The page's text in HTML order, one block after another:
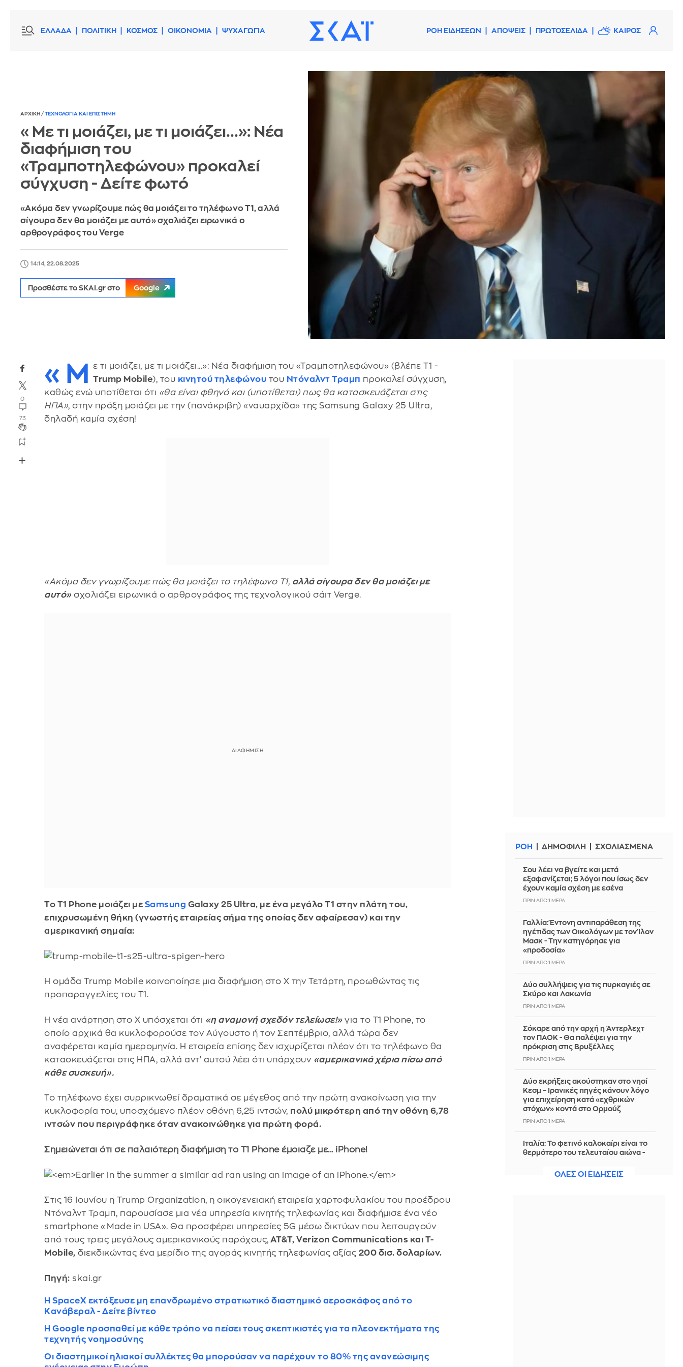
ΕΛΛΑΔΑ ΠΟΛΙΤΙΚΗ ΚΟΣΜΟΣ ΟΙΚΟΝΟΜΙΑ ΨΥΧΑΓΩΓΙΑ ΡΟΗ ΕΙΔΗΣΕΩΝ ΑΠΟΨΕΙΣ ΠΡΩΤΟΣΕΛΙΔΑ ΚΑΙΡΟΣ
ΑΡΧΙΚΗ / ΤΕΧΝΟΛΟΓΙΑ ΚΑΙ ΕΠΙΣΤΗΜΗ
«Με τι μοιάζει, με τι μοιάζει...»: Νέα
διαφήμιση του
«Τραμποτηλεφώνου» προκαλεί
σύγχυση - Δείτε φωτό
«Ακόμα δεν γνωρίζουμε πώς θα μοιάζει το τηλέφωνο T1, αλλά
σίγουρα δεν θα μοιάζει με αυτό» σχολιάζει ειρωνικά ο
αρθρογράφος του Verge
14:14, 22.08.2025
Προσθέστε το SKAI.gr στο Google
0
73
«Μ
ε τι μοιάζει, με τι μοιάζει...»: Νέα διαφήμιση του «Τραμποτηλεφώνου» (βλέπε T1 -
Trump Mobile), του κινητού τηλεφώνου του Ντόναλντ Τραμπ προκαλεί σύγχυση,
καθώς ενώ υποτίθεται ότι «θα είναι φθηνό και (υποτίθεται) πως θα κατασκευάζεται στις
ΗΠΑ», στην πράξη μοιάζει με την (πανάκριβη) «ναυαρχίδα» της Samsung Galaxy 25 Ultra,
δηλαδή καμία σχέση!
«Ακόμα δεν γνωρίζουμε πώς θα μοιάζει το τηλέφωνο T1, αλλά σίγουρα δεν θα μοιάζει με
αυτό» σχολιάζει ειρωνικά ο αρθρογράφος της τεχνολογικού σάιτ Verge.
Το T1 Phone μοιάζει με Samsung Galaxy 25 Ultra, με ένα μεγάλο Τ1 στην πλάτη του,
επιχρυσωμένη θήκη (γνωστής εταιρείας σήμα της οποίας δεν αφαίρεσαν) και την
αμερικανική σημαία:
Η ομάδα Trump Mobile κοινοποίησε μια διαφήμιση στο X την Τετάρτη, προωθώντας τις
προπαραγγελίες του T1.
Η νέα ανάρτηση στο X υπόσχεται ότι «η αναμονή σχεδόν τελείωσε!» για το T1 Phone, το
οποίο αρχικά θα κυκλοφορούσε τον Αύγουστο ή τον Σεπτέμβριο, αλλά τώρα δεν
αναφέρεται καμία ημερομηνία. Η εταιρεία επίσης δεν ισχυρίζεται πλέον ότι το τηλέφωνο θα
κατασκευάζεται στις ΗΠΑ, αλλά αντ' αυτού λέει ότι υπάρχουν «αμερικανικά χέρια πίσω από
κάθε συσκευή».
Το τηλέφωνο έχει συρρικνωθεί δραματικά σε μέγεθος από την πρώτη ανακοίνωση για την
κυκλοφορία του, υποσχόμενο πλέον οθόνη 6,25 ιντσών, πολύ μικρότερη από την οθόνη 6,78
ιντσών που περιγράφηκε όταν ανακοινώθηκε για πρώτη φορά.
Σημειώνεται ότι σε παλαιότερη διαφήμιση το T1 Phone έμοιαζε με... iPhone!
Στις 16 Ιουνίου η Trump Organization, η οικογενειακή εταιρεία χαρτοφυλακίου του προέδρου
Ντόναλντ Τραμπ, παρουσίασε μια νέα υπηρεσία κινητής τηλεφωνίας και διαφήμισε ένα νέο
smartphone «Made in USA». Θα προσφέρει υπηρεσίες 5G μέσω δικτύων που λειτουργούν
από τους τρεις μεγάλους αμερικανικούς παρόχους, AT&T, Verizon Communications και T-
Mobile, διεκδικώντας ένα μερίδιο της αγοράς κινητής τηλεφωνίας αξίας 200 δισ. δολαρίων.
Πηγή: skai.gr
Η SpaceX εκτόξευσε μη επανδρωμένο στρατιωτικό διαστημικό αεροσκάφος από το
Κανάβεραλ - Δείτε βίντεο
Η Google προσπαθεί με κάθε τρόπο να πείσει τους σκεπτικιστές για τα πλεονεκτήματα της
τεχνητής νοημοσύνης
Οι διαστημικοί ηλιακοί συλλέκτες θα μπορούσαν να παρέχουν το 80% της ανανεώσιμης
ΡΟΗ ΔΗΜΟΦΙΛΗ ΣΧΟΛΙΑΣΜΕΝΑ
Σου λέει να βγείτε και μετά
εξαφανίζεται; 5 λόγοι που ίσως δεν
έχουν καμία σχέση με εσένα
ΠΡΙΝ ΑΠΌ 1 ΜΈΡΑ
Γαλλία: Έντονη αντιπαράθεση της
ηγέτιδας των Οικολόγων με τον Ίλον
Μασκ - Την κατηγόρησε για
«προδοσία»
ΠΡΙΝ ΑΠΌ 1 ΜΈΡΑ
Δύο συλλήψεις για τις πυρκαγιές σε
Σκύρο και Λακωνία
ΠΡΙΝ ΑΠΌ 1 ΜΈΡΑ
Σόκαρε από την αρχή η Άντερλεχτ
τον ΠΑΟΚ - Θα παλέψει για την
πρόκριση στις Βρυξέλλες
ΠΡΙΝ ΑΠΌ 1 ΜΈΡΑ
Δύο εκρήξεις ακούστηκαν στο νησί
Κεσμ – Ιρανικές πηγές κάνουν λόγο
για επιχείρηση κατά «εχθρικών
στόχων» κοντά στο Ορμούζ
ΠΡΙΝ ΑΠΌ 1 ΜΈΡΑ
Ιταλία: To φετινό καλοκαίρι είναι το
θερμότερο του τελευταίου αιώνα -
ΟΛΕΣ ΟΙ ΕΙΔΗΣΕΙΣ